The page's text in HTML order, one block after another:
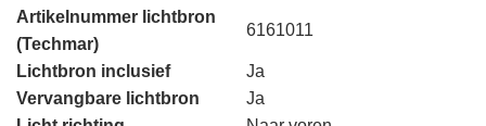
Artikelnummer lichtbron
(Techmar)
6161011
Lichtbron inclusief
Ja
Vervangbare lichtbron
Ja